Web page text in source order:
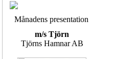
Månadens presentation
m/s Tjörn
Tjörns Hamnar AB